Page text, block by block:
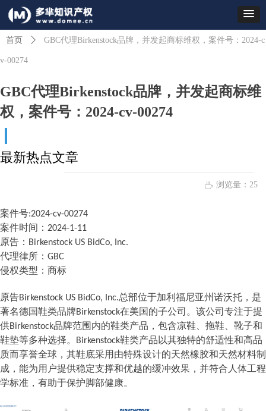
GBC代理Birkenstock品牌，并发起商标维
权，案件号：2024-cv-00274
首页 ꄲ GBC代理Birkenstock品牌，并发起商标维权，案件号：2024-c
v-00274
案件号:2024-cv-00274
案件时间
： 2024-1-11
原告： Birkenstock US BidCo, Inc.
代理律所 ： GBC
侵权类型：商标
原告Birkenstock US BidCo, Inc.总部位于加利福尼亚州诺沃托，是
著名德国鞋类品牌Birkenstock在美国的子公司。该公司专注于提
供Birkenstock品牌范围内的鞋类产品，包含凉鞋、拖鞋、靴子和
鞋垫等多种选择。 Birkenstock鞋类产品以其独特的舒适性和高品
质而享誉全球，其鞋底采用由特殊设计的天然橡胶和天然材料制
成，能为用户提供稳定支撑和优越的缓冲效果，并符合人体工程
学标准，有助于保护脚部健康。
ꄘ 浏览量： 25
最新热点文章